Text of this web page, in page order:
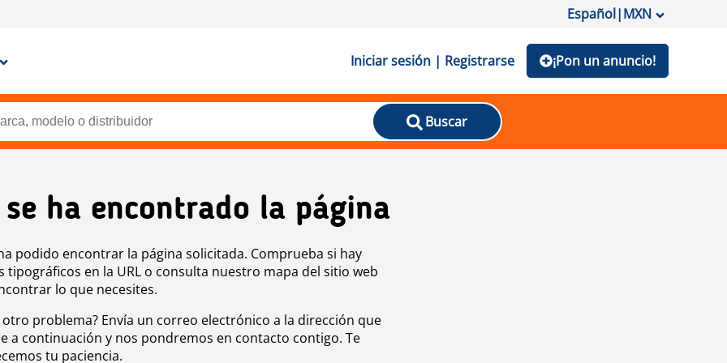
Español|MXN
Iniciar sesión | Registrarse ¡Pon un anuncio!
Buscar
se ha encontrado la página
podido encontrar la página solicitada. Comprueba si hay
tipográficos en la URL o consulta nuestro mapa del sitio web
lo que necesites.
otro problema? Envía un correo electrónico a la dirección que
a continuación y nos pondremos en contacto contigo. Te
tu paciencia.